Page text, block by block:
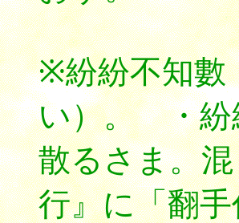
※紛紛不知數
い）。 ・紛
散るさま。
行』に「翻